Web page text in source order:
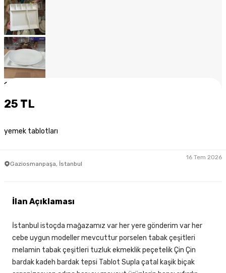
1
25 TL
yemek tablotları
Gaziosmanpaşa, İstanbul
16 Tem 2026
İlan Açıklaması
İstanbul istoçda mağazamız var her yere gönderim var her
cebe uygun modeller mevcuttur porselen tabak çeşitleri
melamin tabak çeşitleri tuzluk ekmeklik peçetelik Çin Çin
bardak kadeh bardak tepsi Tablot Supla çatal kaşik biçak